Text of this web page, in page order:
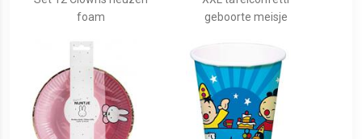
foam
geboorte meisje